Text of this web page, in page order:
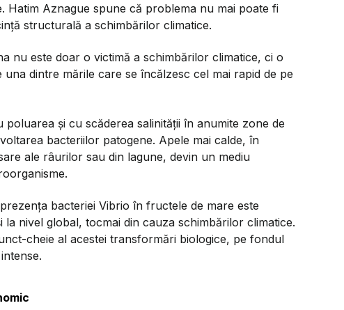
Hatim Aznague spune că problema nu mai poate fi
structurală a schimbărilor climatice.
nu este doar o victimă a schimbărilor climatice, ci o
dintre mările care se încălzesc cel mai rapid de pe
și cu scăderea salinității în anumite zone de
bacteriilor patogene. Apele mai calde, în
ale râurilor sau din lagune, devin un mediu
bacteriei Vibrio în fructele de mare este
nivel global, tocmai din cauza schimbărilor climatice.
cheie al acestei transformări biologice, pe fondul